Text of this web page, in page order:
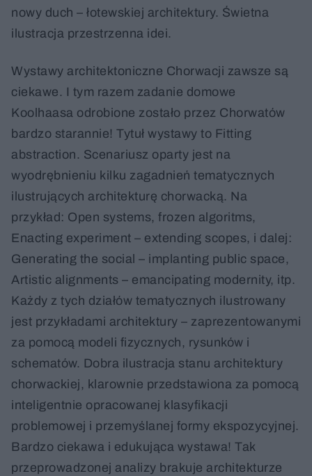
nowy duch – łotewskiej architektury. Świetna
ilustracja przestrzenna idei.
Wystawy architektoniczne Chorwacji zawsze są
ciekawe. I tym razem zadanie domowe
Koolhaasa odrobione zostało przez Chorwatów
bardzo starannie! Tytuł wystawy to Fitting
abstraction. Scenariusz oparty jest na
wyodrębnieniu kilku zagadnień tematycznych
ilustrujących architekturę chorwacką. Na
przykład: Open systems, frozen algoritms,
Enacting experiment – extending scopes, i dalej:
Generating the social – implanting public space,
Artistic alignments – emancipating modernity, itp.
Każdy z tych działów tematycznych ilustrowany
jest przykładami architektury – zaprezentowanymi
za pomocą modeli fizycznych, rysunków i
schematów. Dobra ilustracja stanu architektury
chorwackiej, klarownie przedstawiona za pomocą
inteligentnie opracowanej klasyfikacji
problemowej i przemyślanej formy ekspozycyjnej.
Bardzo ciekawa i edukująca wystawa! Tak
przeprowadzonej analizy brakuje architekturze